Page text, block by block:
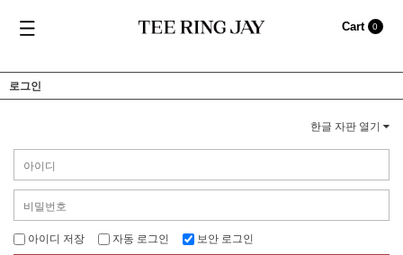
Cart 0
로그인
한글 자판 열기
아이디 저장 자동 로그인 보안 로그인